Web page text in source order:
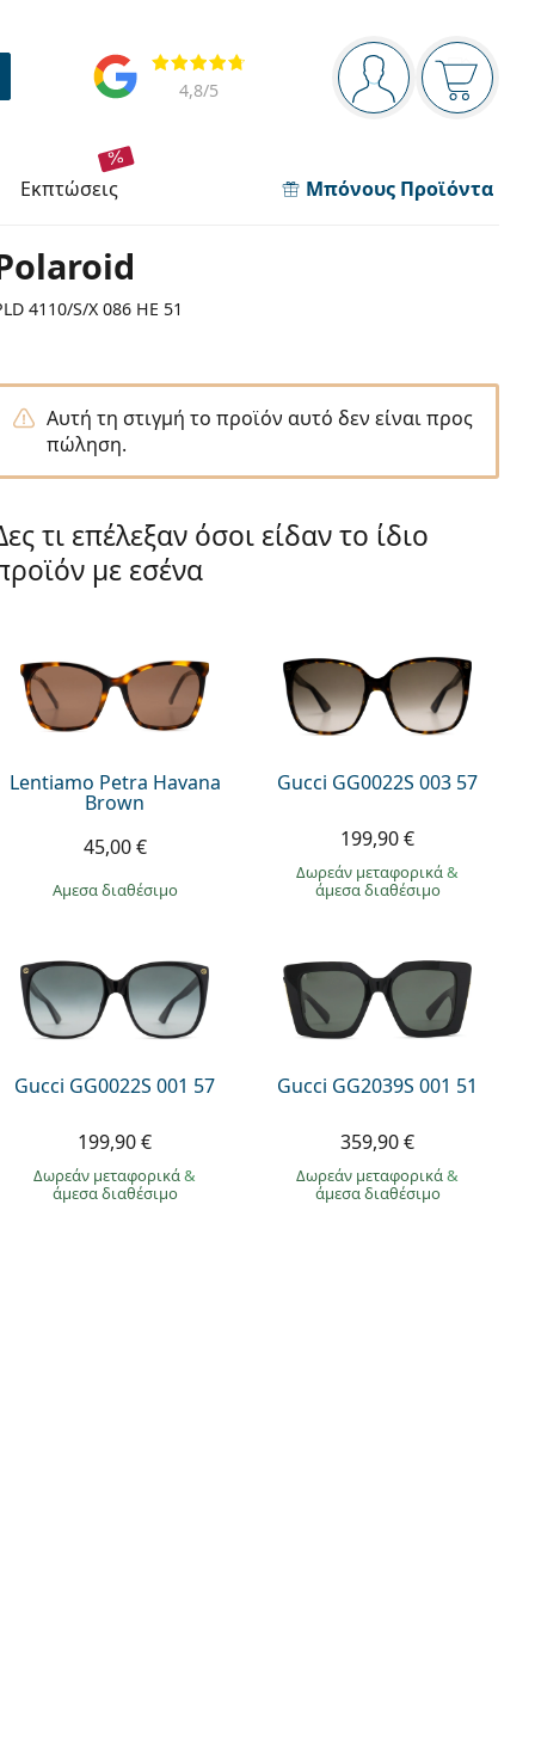
Πίνακας πλοήγησης
Είστε
Το
Αξιολογήσεις
4,8/5
εκπτώσεις Μπόνους Προϊόντα
4110/S/X 086 HE 51
Αυτή τη στιγμή το προϊόν αυτό δεν είναι προς
πώληση.
τι επέλεξαν όσοι είδαν το ίδιο
με εσένα
Lentiamo Petra Havana
Brown
45,00 €
άμεσα διαθέσιμο
Gucci GG0022S 003 57
199,90 €
Δωρεάν μεταφορικά&
άμεσα διαθέσιμο
Gucci GG0022S 001 57
199,90 €
Δωρεάν μεταφορικά&
άμεσα διαθέσιμο
Gucci GG2039S 001 51
359,90 €
Δωρεάν μεταφορικά&
άμεσα διαθέσιμο